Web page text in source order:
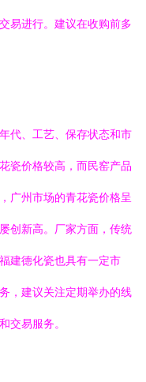
易进行。建议在收购前多
代、工艺、保存状态和市
瓷价格较高，而民窑产品
广州市场的青花瓷价格呈
创新高。厂家方面，传统
建德化瓷也具有一定市
，建议关注定期举办的线
交易服务。